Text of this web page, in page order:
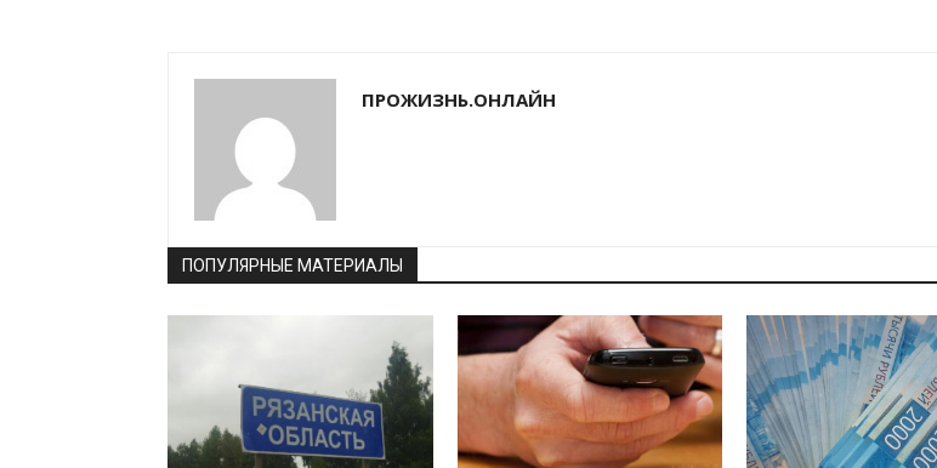
ПРОЖИЗНЬ.ОНЛАЙН
ПОПУЛЯРНЫЕ МАТЕРИАЛЫ